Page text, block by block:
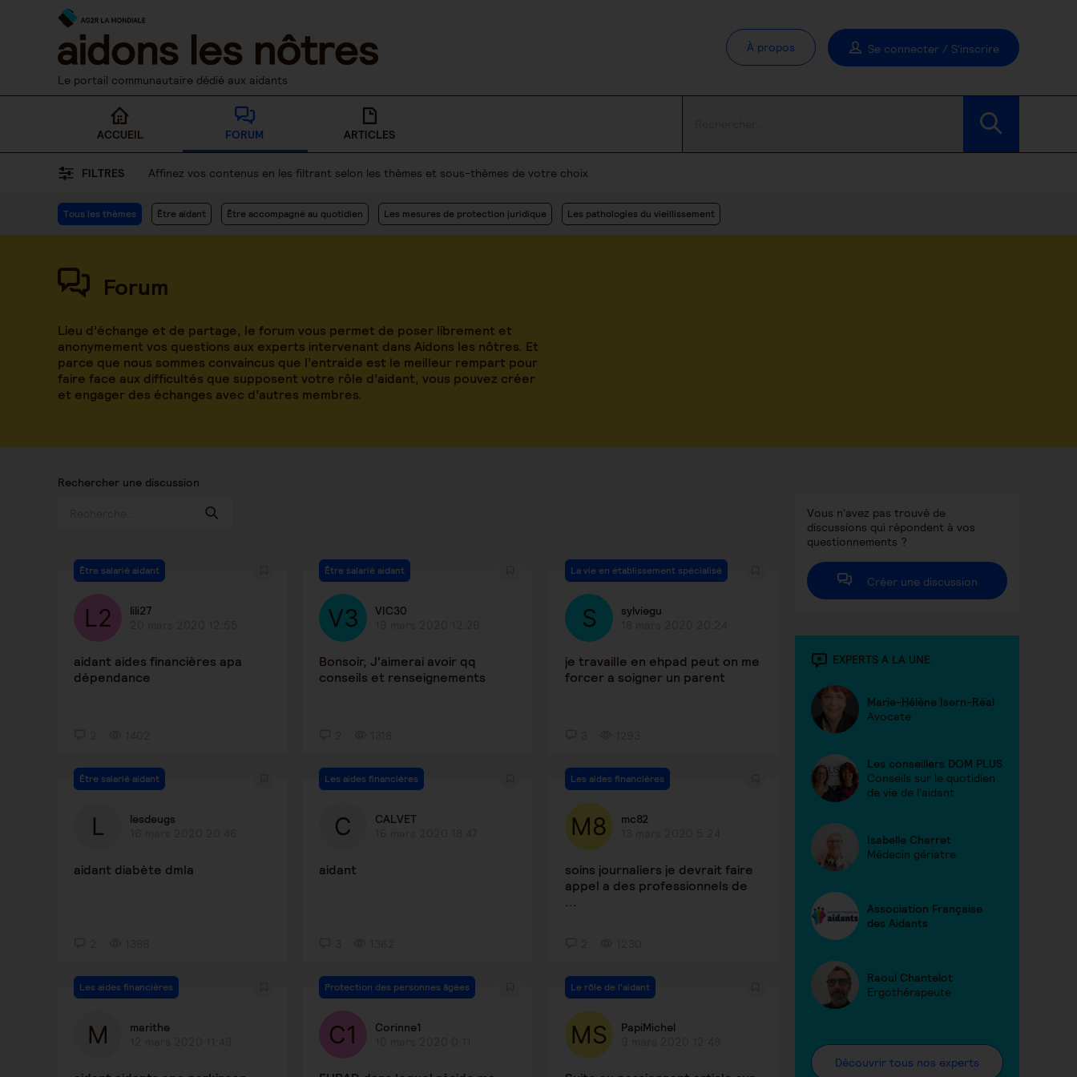
Le portail communautaire dédié aux aidants
À propos Se connecter / S'inscrire
ACCUEIL FORUM ARTICLES
FILTRES Affinez vos contenus en les filtrant selon les thèmes et sous-thèmes de votre choix
Tous les thèmes Être aidant Être accompagné au quotidien Les mesures de protection juridique Les pathologies du vieillissement
Forum
Lieu d’échange et de partage, le forum vous permet de poser librement et
anonymement vos questions aux experts intervenant dans Aidons les nôtres. Et
parce que nous sommes convaincus que l’entraide est le meilleur rempart pour
faire face aux difficultés que supposent votre rôle d’aidant, vous pouvez créer
et engager des échanges avec d’autres membres.
Rechercher une discussion
Être salarié aidant
lili27
aidant aides financières apa
dépendance
Être salarié aidant
VIC30
Bonsoir, J'aimerai avoir qq
conseils et renseignements
La vie en établissement spécialisé
sylviegu
je travaille en ehpad peut on me
forcer a soigner un parent
Être salarié aidant
lesdeugs
aidant diabète dmla
Les aides financières
CALVET
aidant
Les aides financières
mc82
soins journaliers je devrait faire
appel a des professionnels de
...
Les aides financières
marithe
Protection des personnes âgées
Corinne1
Le rôle de l'aidant
PapiMichel
Vous n'avez pas trouvé de
discussions qui répondent à vos
questionnements ?
Créer une discussion
EXPERTS A LA UNE
Marie-Hélène Isern-Réal
Avocate
Les conseillers DOM PLUS
Conseils sur le quotidien
de vie de l'aidant
Isabelle Charret
Médecin gériatre
Association Française
des Aidants
Raoul Chantelot
Ergothérapeute
Découvrir tous nos experts